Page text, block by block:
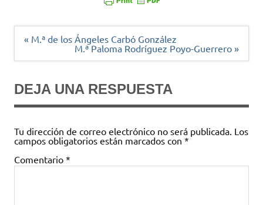
Navegación
« M.ª de los Ángeles Carbó González
M.ª Paloma Rodríguez Poyo-Guerrero »
DEJA UNA RESPUESTA
Tu dirección de correo electrónico no será publicada. Los
campos obligatorios están marcados con *
Comentario *